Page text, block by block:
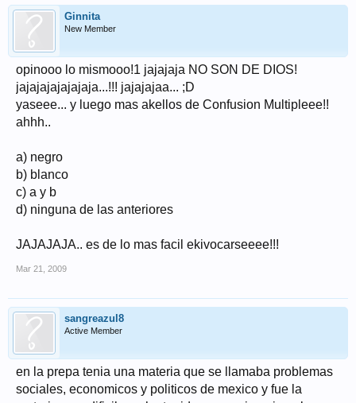
Ginnita
New Member
opinooo lo mismooo!1 jajajaja NO SON DE DIOS!
jajajajajajajaja...!!! jajajajaa... ;D
yaseee... y luego mas akellos de Confusion Multipleee!!
ahhh..
a) negro
b) blanco
c) a y b
d) ninguna de las anteriores
JAJAJAJA.. es de lo mas facil ekivocarseeee!!!
Mar 21, 2009
sangreazul8
Active Member
en la prepa tenia una materia que se llamaba problemas
sociales, economicos y politicos de mexico y fue la